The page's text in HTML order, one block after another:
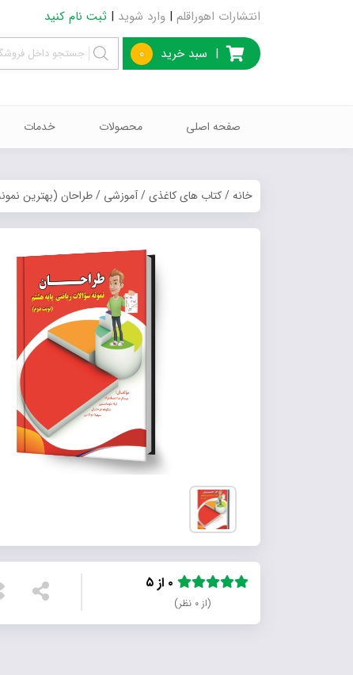
انتشارات اهوراقلم | وارد شوید | ثبت نام کنید
| سبد خرید 0
صفحه اصلی محصولات خدمات
خانه/کتاب های کاغذی/آموزشی / طراحان (بهترین
(از ۰ نظر)